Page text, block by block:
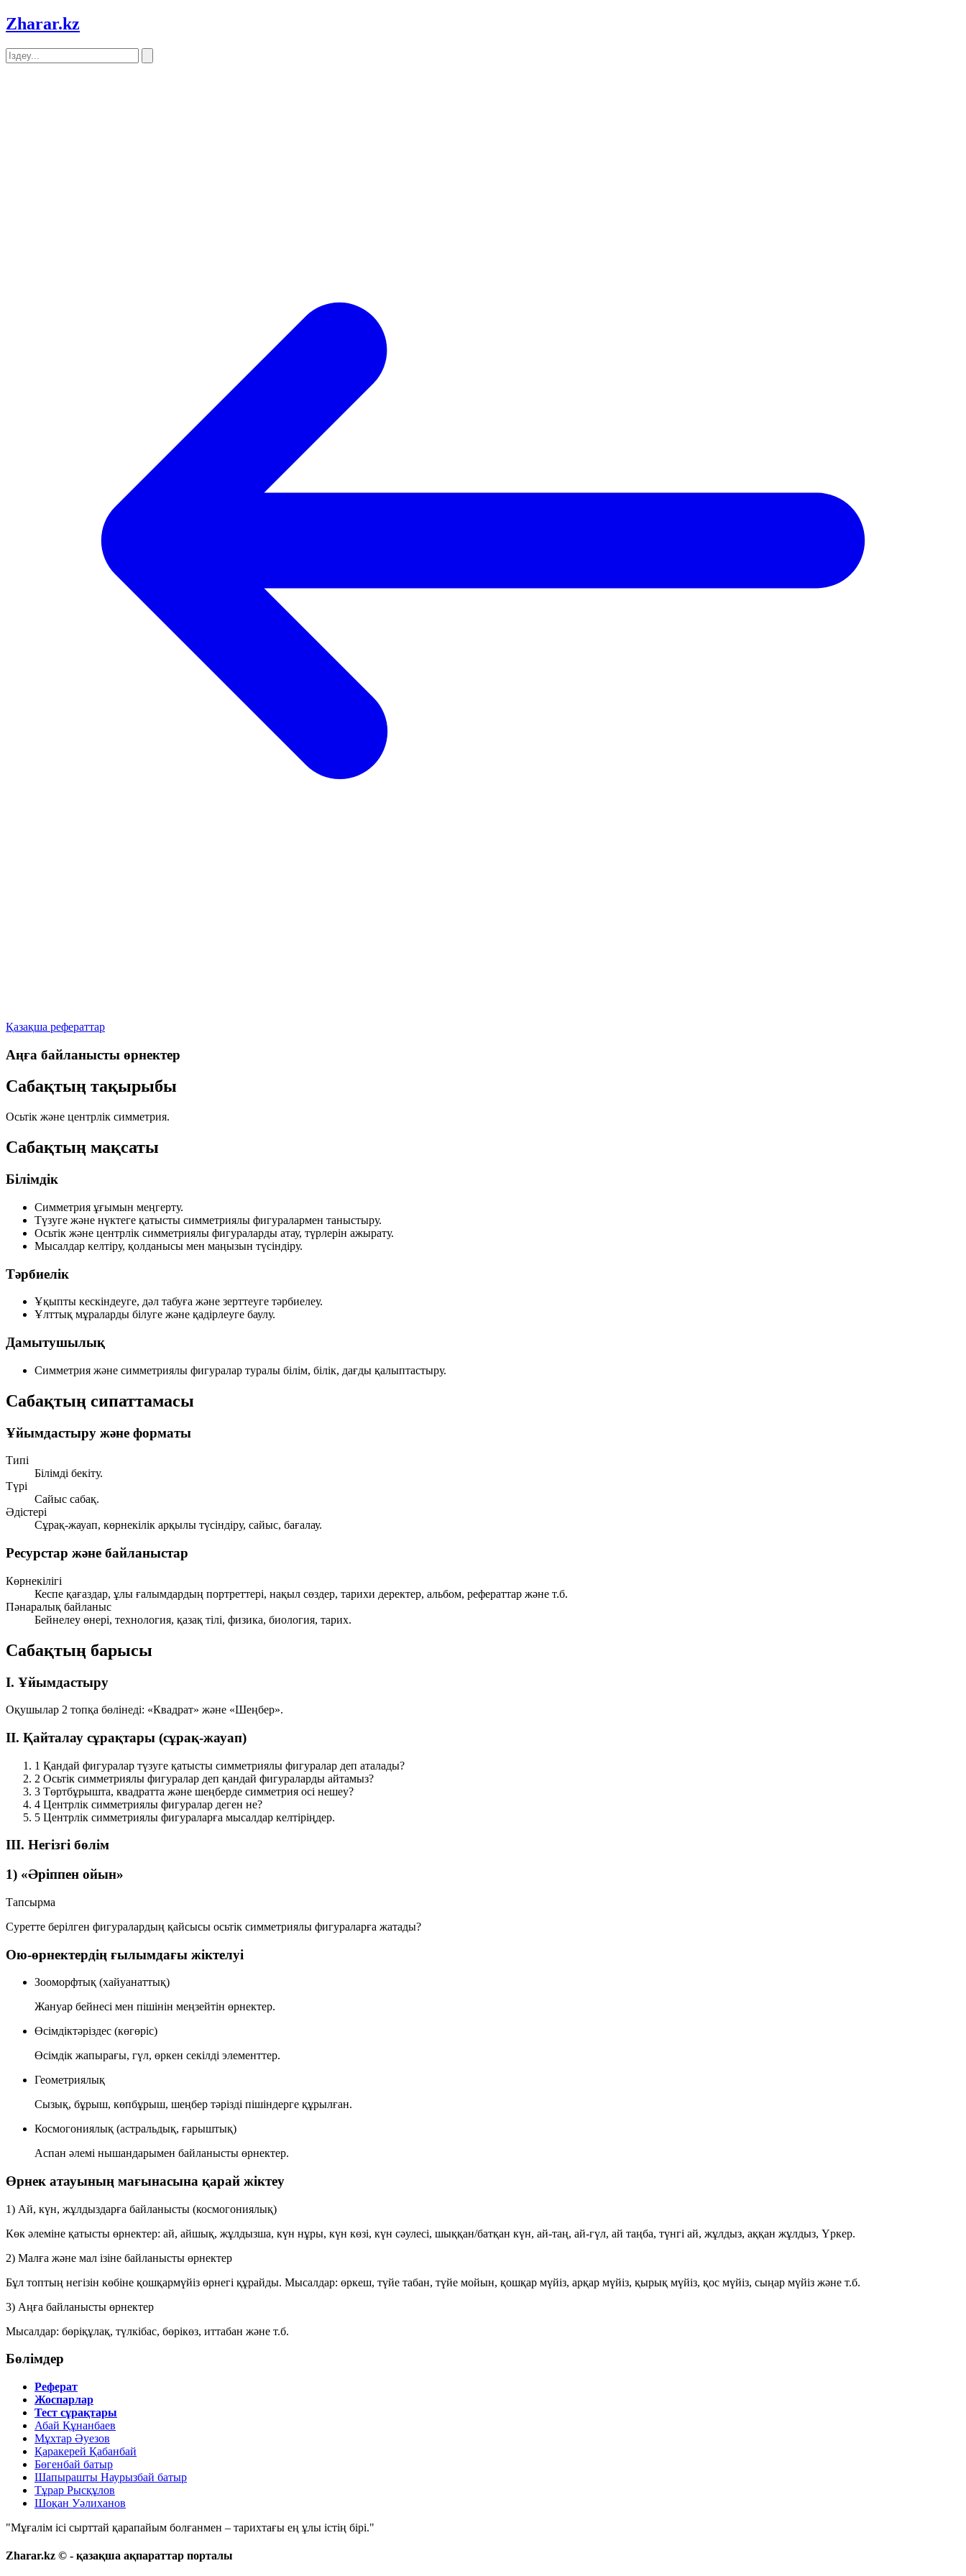
Zharar.kz
Қазақша рефераттар
Аңға байланысты өрнектер
Сабақтың тақырыбы
Осьтік және центрлік симметрия.
Сабақтың мақсаты
Білімдік
Симметрия ұғымын меңгерту.
Түзуге және нүктеге қатысты симметриялы фигуралармен таныстыру.
Осьтік және центрлік симметриялы фигураларды атау, түрлерін ажырату.
Мысалдар келтіру, қолданысы мен маңызын түсіндіру.
Тәрбиелік
Ұқыпты кескіндеуге, дәл табуға және зерттеуге тәрбиелеу.
Ұлттық мұраларды білуге және қадірлеуге баулу.
Дамытушылық
Симметрия және симметриялы фигуралар туралы білім, білік, дағды қалыптастыру.
Сабақтың сипаттамасы
Ұйымдастыру және форматы
Типі
Білімді бекіту.
Түрі
Сайыс сабақ.
Әдістері
Сұрақ-жауап, көрнекілік арқылы түсіндіру, сайыс, бағалау.
Ресурстар және байланыстар
Көрнекілігі
Кеспе қағаздар, ұлы ғалымдардың портреттері, нақыл сөздер, тарихи деректер, альбом, рефераттар және т.б.
Пәнаралық байланыс
Бейнелеу өнері, технология, қазақ тілі, физика, биология, тарих.
Сабақтың барысы
I. Ұйымдастыру
Оқушылар 2 топқа бөлінеді: «Квадрат» және «Шеңбер».
II. Қайталау сұрақтары (сұрақ-жауап)
1 Қандай фигуралар түзуге қатысты симметриялы фигуралар деп аталады?
2 Осьтік симметриялы фигуралар деп қандай фигураларды айтамыз?
3 Төртбұрышта, квадратта және шеңберде симметрия осі нешеу?
4 Центрлік симметриялы фигуралар деген не?
5 Центрлік симметриялы фигураларға мысалдар келтіріңдер.
III. Негізгі бөлім
1) «Әріппен ойын»
Тапсырма
Суретте берілген фигуралардың қайсысы осьтік симметриялы фигураларға жатады?
Ою-өрнектердің ғылымдағы жіктелуі
Зооморфтық (хайуанаттық)
Жануар бейнесі мен пішінін меңзейтін өрнектер.
Өсімдіктәріздес (көгөріс)
Өсімдік жапырағы, гүл, өркен секілді элементтер.
Геометриялық
Сызық, бұрыш, көпбұрыш, шеңбер тәрізді пішіндерге құрылған.
Космогониялық (астральдық, ғарыштық)
Аспан әлемі нышандарымен байланысты өрнектер.
Өрнек атауының мағынасына қарай жіктеу
1) Ай, күн, жұлдыздарға байланысты (космогониялық)
Көк әлеміне қатысты өрнектер: ай, айшық, жұлдызша, күн нұры, күн көзі, күн сәулесі, шыққан/батқан күн, ай-таң, ай-гүл, ай таңба, түнгі ай, жұлдыз, аққан жұлдыз, Үркер.
2) Малға және мал ізіне байланысты өрнектер
Бұл топтың негізін көбіне қошқармүйіз өрнегі құрайды. Мысалдар: өркеш, түйе табан, түйе мойын, қошқар мүйіз, арқар мүйіз, қырық мүйіз, қос мүйіз, сыңар мүйіз және т.б.
3) Аңға байланысты өрнектер
Мысалдар: бөріқұлақ, түлкібас, бөрікөз, иттабан және т.б.
Бөлімдер
Реферат
Жоспарлар
Тест сұрақтары
Абай Құнанбаев
Мұхтар Әуезов
Қаракерей Қабанбай
Бөгенбай батыр
Шапырашты Наурызбай батыр
Тұрар Рысқұлов
Шоқан Уәлиханов
"Мұғалім ісі сырттай қарапайым болғанмен – тарихтағы ең ұлы істің бірі."
Zharar.kz © - қазақша ақпараттар порталы